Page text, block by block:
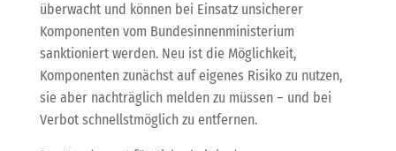
überwacht und können bei Einsatz unsicherer
Komponenten vom Bundesinnenministerium
sanktioniert werden. Neu ist die Möglichkeit,
Komponenten zunächst auf eigenes Risiko zu nutzen,
sie aber nachträglich melden zu müssen – und bei
Verbot schnellstmöglich zu entfernen.